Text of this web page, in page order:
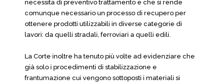
necessita di preventivo trattamento e che si rende
comunque necessario un processo di recupero per
ottenere prodotti utilizzabili in diverse categorie di
lavori: da quelli stradali, ferroviari a quelli edili.
La Corte inoltre ha tenuto più volte ad evidenziare che
già solo i procedimenti di stabilizzazione e
frantumazione cui vengono sottoposti i materiali si